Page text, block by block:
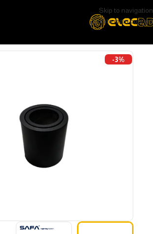
Skip to navigation
Skip to main content
-3%